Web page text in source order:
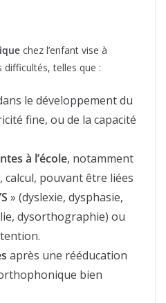
chez l’enfant vise à
difficultés, telles que :
le développement du
fine, ou de la capacité
à l’école, notamment
pouvant être liées
» (dyslexie, dysphasie,
dysorthographie) ou
après une rééducation
bien